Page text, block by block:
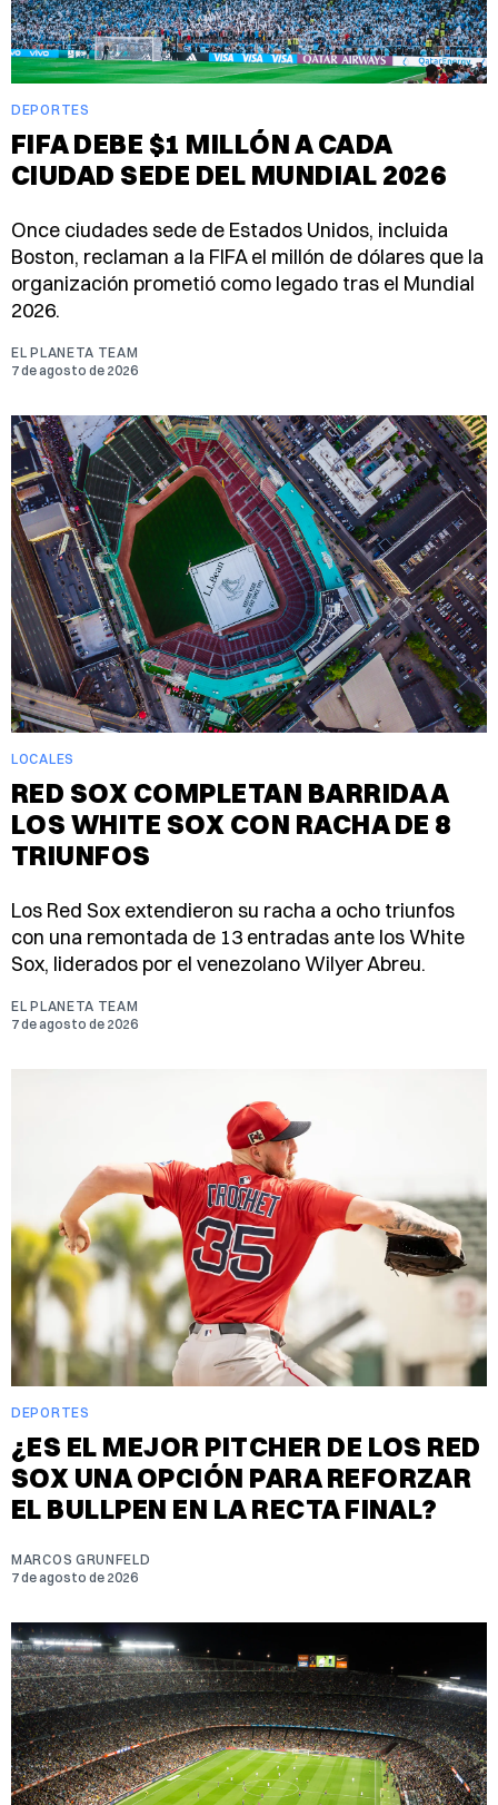
DEPORTES
FIFA DEBE $1 MILLÓN A CADA
CIUDAD SEDE DEL MUNDIAL 2026
Once ciudades sede de Estados Unidos, incluida
Boston, reclaman a la FIFA el millón de dólares que la
organización prometió como legado tras el Mundial
2026.
EL PLANETA TEAM
7 de agosto de 2026
LOCALES
RED SOX COMPLETAN BARRIDA A
LOS WHITE SOX CON RACHA DE 8
TRIUNFOS
Los Red Sox extendieron su racha a ocho triunfos
con una remontada de 13 entradas ante los White
Sox, liderados por el venezolano Wilyer Abreu.
EL PLANETA TEAM
7 de agosto de 2026
DEPORTES
¿ES EL MEJOR PITCHER DE LOS RED
SOX UNA OPCIÓN PARA REFORZAR
EL BULLPEN EN LA RECTA FINAL?
MARCOS GRUNFELD
7 de agosto de 2026